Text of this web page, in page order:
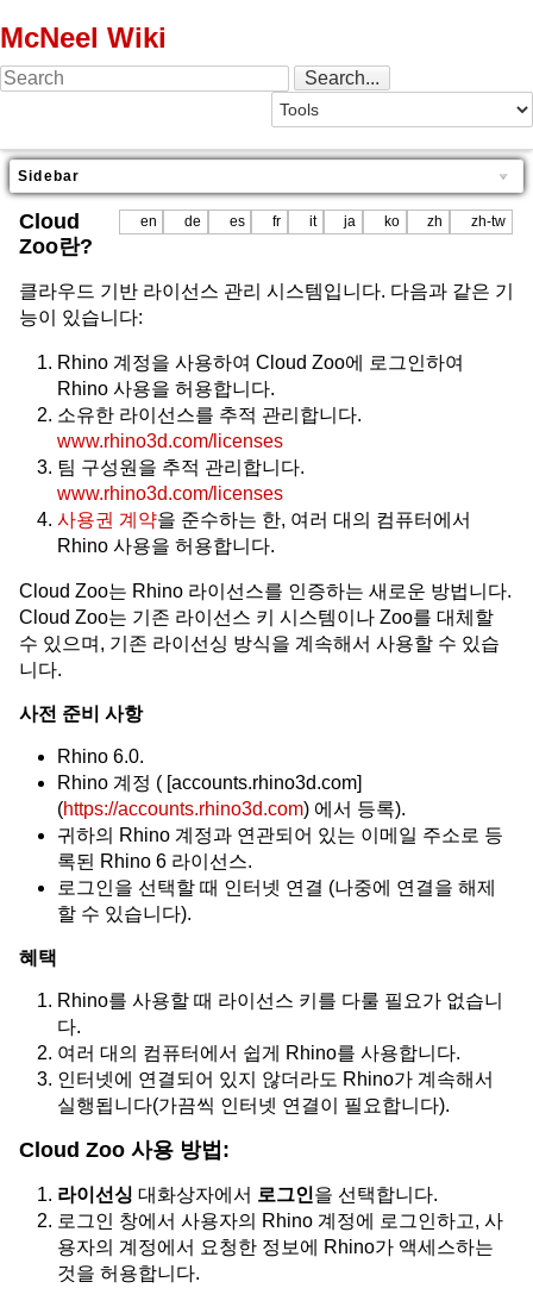
McNeel Wiki
Sidebar
en de es fr it ja ko zh zh-tw
Cloud
Zoo란?
클라우드 기반 라이선스 관리 시스템입니다. 다음과 같은 기
능이 있습니다:
Rhino 계정을 사용하여 Cloud Zoo에 로그인하여
Rhino 사용을 허용합니다.
소유한 라이선스를 추적 관리합니다.
www.rhino3d.com/licenses
팀 구성원을 추적 관리합니다.
www.rhino3d.com/licenses
사용권 계약을 준수하는 한, 여러 대의 컴퓨터에서
Rhino 사용을 허용합니다.
Cloud Zoo는 Rhino 라이선스를 인증하는 새로운 방법니다.
Cloud Zoo는 기존 라이선스 키 시스템이나 Zoo를 대체할
수 있으며, 기존 라이선싱 방식을 계속해서 사용할 수 있습
니다.
사전 준비 사항
Rhino 6.0.
Rhino 계정 ( [accounts.rhino3d.com]
(https://accounts.rhino3d.com) 에서 등록).
귀하의 Rhino 계정과 연관되어 있는 이메일 주소로 등
록된 Rhino 6 라이선스.
로그인을 선택할 때 인터넷 연결 (나중에 연결을 해제
할 수 있습니다).
혜택
Rhino를 사용할 때 라이선스 키를 다룰 필요가 없습니
다.
여러 대의 컴퓨터에서 쉽게 Rhino를 사용합니다.
인터넷에 연결되어 있지 않더라도 Rhino가 계속해서
실행됩니다(가끔씩 인터넷 연결이 필요합니다).
Cloud Zoo 사용 방법:
라이선싱 대화상자에서 로그인을 선택합니다.
로그인 창에서 사용자의 Rhino 계정에 로그인하고, 사
용자의 계정에서 요청한 정보에 Rhino가 액세스하는
것을 허용합니다.